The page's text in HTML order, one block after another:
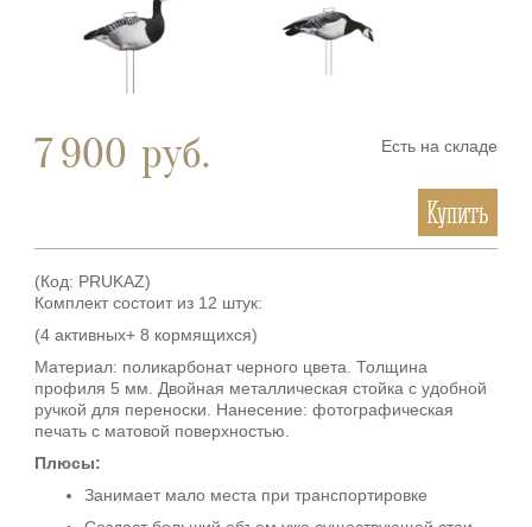
Есть на складе
7 900 руб.
Купить
(Код: PRUKAZ)
Комплект состоит из 12 штук:
(4 активных+ 8 кормящихся)
Материал: поликарбонат черного цвета. Толщина
профиля 5 мм. Двойная металлическая стойка с удобной
ручкой для переноски. Нанесение: фотографическая
печать с матовой поверхностью.
Плюсы:
Занимает мало места при транспортировке